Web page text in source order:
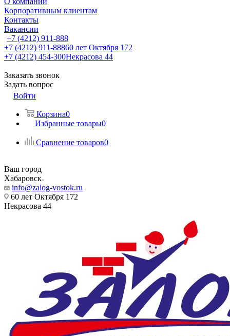
Корпоративным клиентам
Контакты
Вакансии
+7 (4212) 911-888
+7 (4212) 911-88860 лет Октября 172
+7 (4212) 454-300Некрасова 44
Заказать звонок
Задать вопрос
Войти
Корзина0
Избранные товары0
Сравнение товаров0
Ваш город
Хабаровск
info@zalog-vostok.ru
60 лет Октября 172
Некрасова 44